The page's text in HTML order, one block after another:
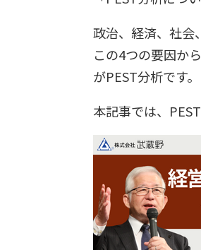
政治、経済、社会
この4つの要因か
がPEST分析です。
本記事では、